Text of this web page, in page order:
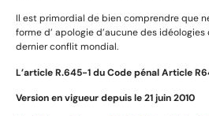
Il est primordial de bien comprendre que
forme d’ apologie d’aucune des
dernier conflit mondial.
L’article R.645­-1 du Code pénal Article
Version en vigueur depuis le 21 juin 2010
Harnachement
Décorations et médailles
Armes anciennes